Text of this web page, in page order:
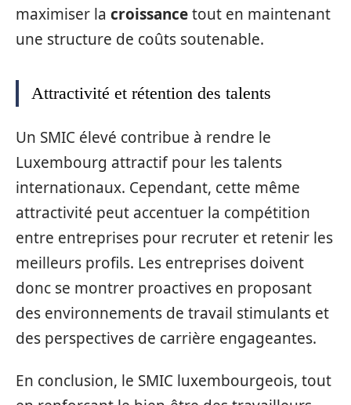
maximiser la croissancetout en maintenant
une structure de coûts soutenable.
Attractivité et rétention des talents
Un SMIC élevé contribue à rendre le
Luxembourg attractif pour les talents
internationaux. Cependant, cette même
attractivité peut accentuer la compétition
entre entreprises pour recruter et retenir les
meilleurs profils. Les entreprises doivent
donc se montrer proactives en proposant
des environnements de travail stimulants et
des perspectives de carrière engageantes.
En conclusion, le SMIC luxembourgeois, tout